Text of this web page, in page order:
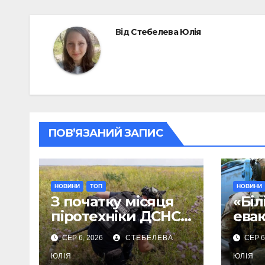
ВідСтебелева Юлія
ПОВ’ЯЗАНИЙ ЗАПИС
НОВИНИ ТОП
З початку місяця
піротехніки ДСНС
знищили 18
вибухонебезпечни
х предметів
СЕР 6, 2026 СТЕБЕЛЕВА
ЮЛІЯ
НОВИНИ
СЕР
ЮЛІЯ